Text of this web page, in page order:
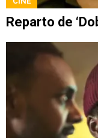
Reparto de